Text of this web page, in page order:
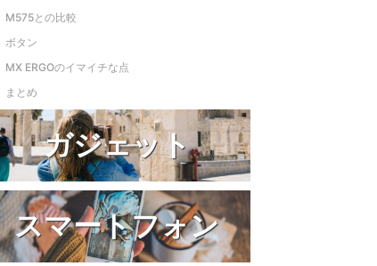
M575との比較
ボタン
MX ERGOのイマイチな点
まとめ
ガジェット
スマートフォン